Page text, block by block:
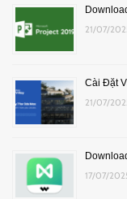
21/07/
Cài Đặt
21/07/
17/07/